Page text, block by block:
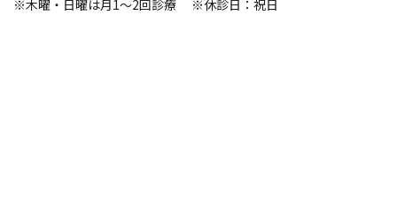
※木曜・日曜は月1～2回診療 ※休診日：祝日